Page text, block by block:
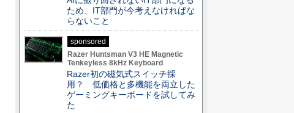
ため、IT部門が今考えなければな
らないこと
sponsored
Razer Huntsman V3 HE Magnetic
Tenkeyless 8kHz Keyboard
Razer初の磁気式スイッチ採
用？ 低価格と多機能を両立した
ゲーミングキーボードを試してみ
た